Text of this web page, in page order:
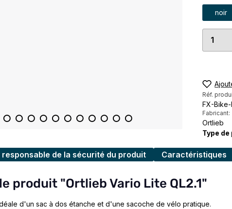
noir
Réf.
FX-
Fabricant:
Ortlieb
Type
responsable de la sécurité du produit Caractéristiques
produit "Ortlieb Vario Lite QL2.1"
d'un sac à dos étanche et d'une sacoche de vélo pratique.